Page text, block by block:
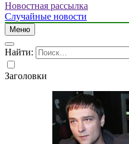
Новостная рассылка
Случайные новости
Меню
Найти:
Заголовки